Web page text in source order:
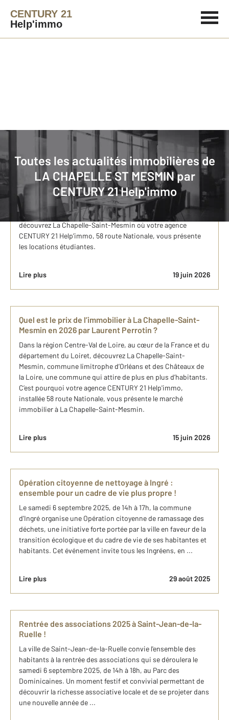
CENTURY 21
Help'immo
Toutes les actualités immobilières de
LA CHAPELLE ST MESMIN par
CENTURY 21 Help'immo
Actualités immobilières à LA CHAPELLE ST MESMIN
Location étudiante à La Chapelle-Saint-Mesmin et
Orléans : studios disponibles chez CENTURY 21
Help’immo
Commune voisine d’Orléans et en plein cœur du Loiret,
découvrez La Chapelle-Saint-Mesmin où votre agence
CENTURY 21 Help’immo, 58 route Nationale, vous présente
les locations étudiantes.
Lire plus 19 juin 2026
Quel est le prix de l’immobilier à La Chapelle-Saint-
Mesmin en 2026 ​par Laurent Perrotin ?
Dans la région Centre-Val de Loire, au cœur de la France et du
département du Loiret, découvrez La Chapelle-Saint-
Mesmin, commune limitrophe d’Orléans et des Châteaux de
la Loire, une commune qui attire de plus en plus d’habitants.
C’est pourquoi votre agence CENTURY 21 Help'immo,
installée 58 route Nationale, vous présente le marché
immobilier à La Chapelle-Saint-Mesmin.
Lire plus 15 juin 2026
Opération citoyenne de nettoyage à Ingré :
ensemble pour un cadre de vie plus propre !
Le samedi 6 septembre 2025, de 14h à 17h, la commune
d'Ingré organise une Opération citoyenne de ramassage des
déchets, une initiative forte portée par la ville en faveur de la
transition écologique et du cadre de vie de ses habitantes et
habitants. Cet événement invite tous les Ingréens, en ...
Lire plus 29 août 2025
Rentrée des associations 2025 à Saint-Jean-de-la-
Ruelle !
La ville de Saint-Jean-de-la-Ruelle convie l'ensemble des
habitants à la rentrée des associations qui se déroulera le
samedi 6 septembre 2025, de 14h à 18h, au Parc des
Dominicaines. Un moment festif et convivial permettant de
découvrir la richesse associative locale et de se projeter dans
une nouvelle année de ...